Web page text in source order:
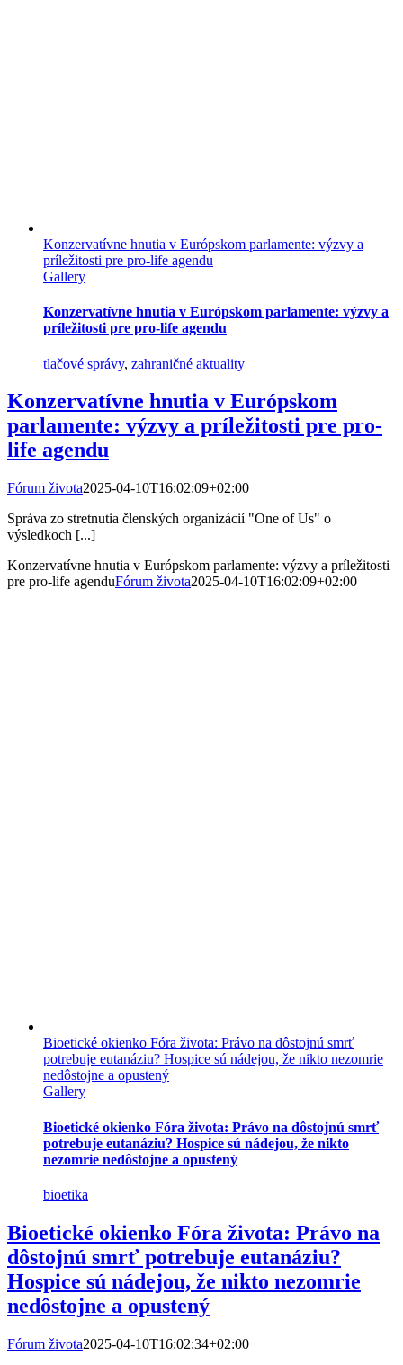
Konzervatívne hnutia v Európskom parlamente: výzvy a
príležitosti pre pro-life agendu
Gallery
Konzervatívne hnutia v Európskom parlamente: výzvy a
príležitosti pre pro-life agendu
tlačové správy, zahraničné aktuality
Konzervatívne hnutia v Európskom
parlamente: výzvy a príležitosti pre pro-
life agendu
Fórum života2025-04-10T16:02:09+02:00
Správa zo stretnutia členských organizácií "One of Us" o
výsledkoch [...]
Konzervatívne hnutia v Európskom parlamente: výzvy a príležitosti
pre pro-life agenduFórum života2025-04-10T16:02:09+02:00
Bioetické okienko Fóra života: Právo na dôstojnú smrť
potrebuje eutanáziu? Hospice sú nádejou, že nikto nezomrie
nedôstojne a opustený
Gallery
Bioetické okienko Fóra života: Právo na dôstojnú smrť
potrebuje eutanáziu? Hospice sú nádejou, že nikto
nezomrie nedôstojne a opustený
bioetika
Bioetické okienko Fóra života: Právo na
dôstojnú smrť potrebuje eutanáziu?
Hospice sú nádejou, že nikto nezomrie
nedôstojne a opustený
Fórum života2025-04-10T16:02:34+02:00